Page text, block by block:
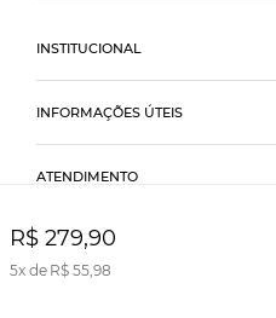
R$ 279,90
5 R$ 55,98
INSTITUCIONAL
INFORMAÇÕES ÚTEIS
ATENDIMENTO